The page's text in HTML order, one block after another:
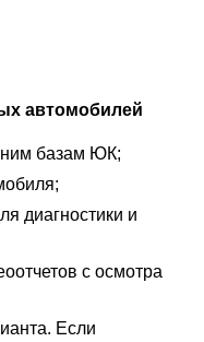
автомобилей
базам ЮК;
диагностики и
с осмотра
Если